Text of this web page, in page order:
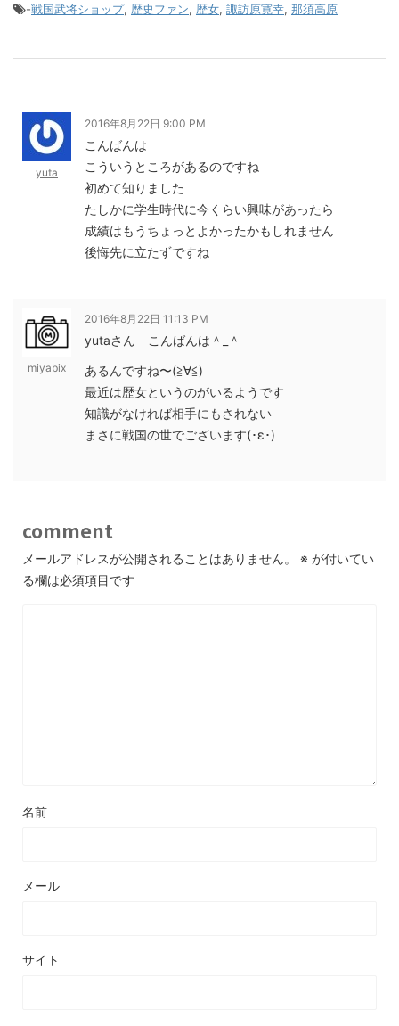
-戦国武将ショップ, 歴史ファン, 歴女, 諏訪原寛幸, 那須高原
yuta
2016年8月22日 9:00 PM
こんばんは
こういうところがあるのですね
初めて知りました
たしかに学生時代に今くらい興味があったら
成績はもうちょっとよかったかもしれません
後悔先に立たずですね
miyabix
2016年8月22日 11:13 PM
yutaさん こんばんは＾_＾
あるんですね〜(≧∀≦)
最近は歴女というのがいるようです
知識がなければ相手にもされない
まさに戦国の世でございます(･ε･)
comment
メールアドレスが公開されることはありません。 ※ が付いてい
る欄は必須項目です
名前
メール
サイト